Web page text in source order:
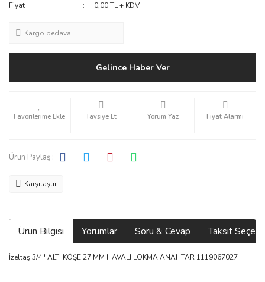
Fiyat
0,00 TL + KDV
Kargo bedava
Gelince Haber Ver
Tavsiye Et Yorum Yaz Fiyat Alarmı
Ürün Paylaş :
Karşılaştır
Ürün Bilgisi Yorumlar Soru & Cevap Taksit
İzeltaş 3/4'' ALTI KÖŞE 27 MM HAVALI LOKMA ANAHTAR 1119067027